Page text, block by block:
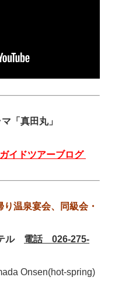
「真田丸」
イドツアーブログ
温泉宴会、同級会・
ル 電話 026-275-
Onsen(hot-spring)